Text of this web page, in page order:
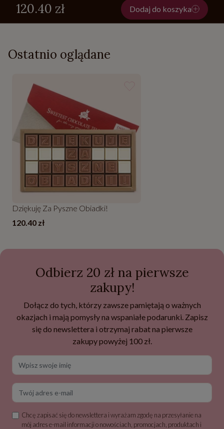
120.40 zł Dodaj do koszyka
Ostatnio oglądane
Dziękuję Za Pyszne Obiadki!
120.40 zł
Odbierz 20 zł na pierwsze
zakupy!
Dołącz do tych, którzy zawsze pamiętają o ważnych
okazjach i mają pomysły na wspaniałe podarunki. Zapisz
się do newslettera i otrzymaj rabat na pierwsze
zakupy powyżej 100 zł.
Chcę zapisać się do newslettera i wyrażam zgodę na przesyłanie na
mój adres e-mail informacji o nowościach, promocjach, produktach i